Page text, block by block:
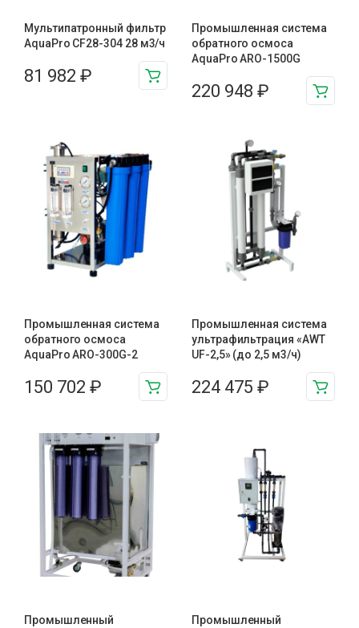
Мультипатронный фильтр
AquaPro CF28-304 28 м3/ч
81 982 ₽
Промышленная система
обратного осмоса
AquaPro ARO-1500G
220 948 ₽
Промышленная система
обратного осмоса
AquaPro ARO-300G-2
150 702 ₽
Промышленная система
ультрафильтрация «AWT
UF-2,5» (до 2,5 м3/ч)
224 475 ₽
Промышленный
Промышленный